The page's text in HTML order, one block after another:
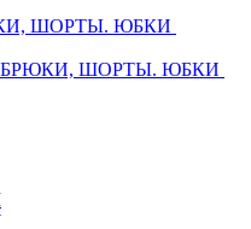
ШОРТЫ. ЮБКИ
ШОРТЫ. ЮБКИ